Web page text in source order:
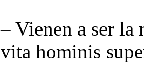
– Vienen a ser la
vita hominis